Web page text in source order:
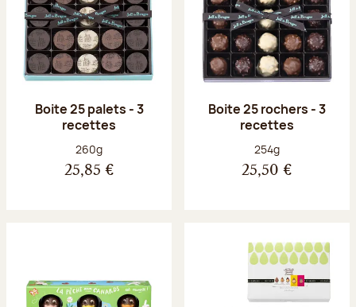
Boite 25 palets - 3
recettes
Poids net :
260g
25,85 €
Boite 25 rochers - 3
recettes
Poids net :
254g
25,50 €